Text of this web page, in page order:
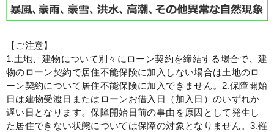
【ご注意】
1.土地、建物について別々にローン契約を締結する場合で、建
物のローン契約で居住不能保険に加入しない場合は土地のロ
ーン契約について居住不能保険に加入できません。2.保障開始
日は建物受渡日またはローンお借入日（加入日）のいずれか
遅い日となります。保障開始日前の事由を原因として発生し
た居住できない状態については保障の対象となりません。3.罹